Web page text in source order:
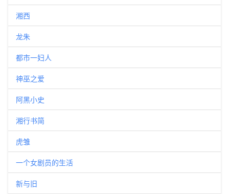
湘西
龙朱
都市一妇人
神巫之爱
阿黑小史
湘行书简
虎雏
一个女剧员的生活
新与旧